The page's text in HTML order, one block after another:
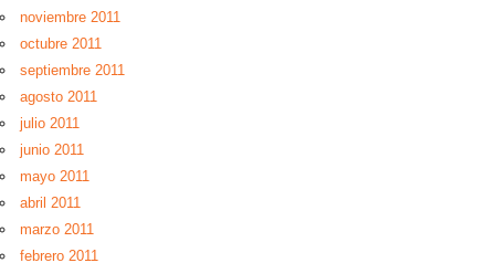
noviembre 2011
octubre 2011
septiembre 2011
agosto 2011
julio 2011
junio 2011
mayo 2011
abril 2011
marzo 2011
febrero 2011